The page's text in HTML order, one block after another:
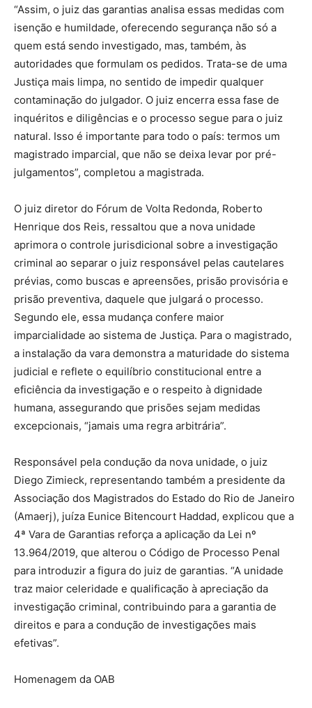
“Assim, o juiz das garantias analisa essas medidas com
isenção e humildade, oferecendo segurança não só a
quem está sendo investigado, mas, também, às
autoridades que formulam os pedidos. Trata-se de uma
Justiça mais limpa, no sentido de impedir qualquer
contaminação do julgador. O juiz encerra essa fase de
inquéritos e diligências e o processo segue para o juiz
natural. Isso é importante para todo o país: termos um
magistrado imparcial, que não se deixa levar por pré-
julgamentos”, completou a magistrada.
O juiz diretor do Fórum de Volta Redonda, Roberto
Henrique dos Reis, ressaltou que a nova unidade
aprimora o controle jurisdicional sobre a investigação
criminal ao separar o juiz responsável pelas cautelares
prévias, como buscas e apreensões, prisão provisória e
prisão preventiva, daquele que julgará o processo.
Segundo ele, essa mudança confere maior
imparcialidade ao sistema de Justiça. Para o magistrado,
a instalação da vara demonstra a maturidade do sistema
judicial e reflete o equilíbrio constitucional entre a
eficiência da investigação e o respeito à dignidade
humana, assegurando que prisões sejam medidas
excepcionais, “jamais uma regra arbitrária”.
Responsável pela condução da nova unidade, o juiz
Diego Zimieck, representando também a presidente da
Associação dos Magistrados do Estado do Rio de Janeiro
(Amaerj), juíza Eunice Bitencourt Haddad, explicou que a
4ª Vara de Garantias reforça a aplicação da Lei nº
13.964/2019, que alterou o Código de Processo Penal
para introduzir a figura do juiz de garantias. “A unidade
traz maior celeridade e qualificação à apreciação da
investigação criminal, contribuindo para a garantia de
direitos e para a condução de investigações mais
efetivas”.
Homenagem da OAB